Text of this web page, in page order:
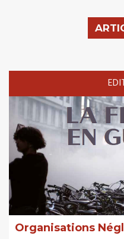
Organisations